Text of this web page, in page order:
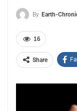
By Earth-
16
Share